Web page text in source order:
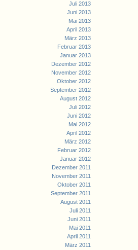
Juli 2013
Juni 2013
Mai 2013
April 2013
März 2013
Februar 2013
Januar 2013
Dezember 2012
November 2012
Oktober 2012
September 2012
August 2012
Juli 2012
Juni 2012
Mai 2012
April 2012
März 2012
Februar 2012
Januar 2012
Dezember 2011
November 2011
Oktober 2011
September 2011
August 2011
Juli 2011
Juni 2011
Mai 2011
April 2011
März 2011